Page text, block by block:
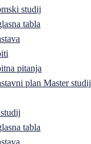
studij
tabla
pitanja
plan Master studij
tabla